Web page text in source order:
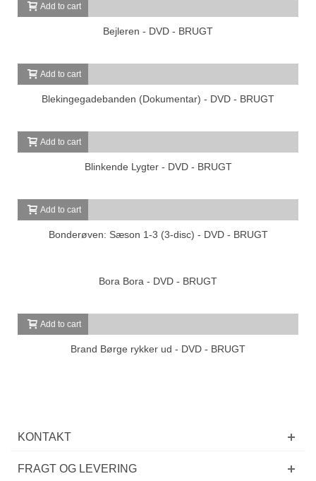
Add to cart
Bejleren - DVD - BRUGT
Add to cart
Blekingegadebanden (Dokumentar) - DVD - BRUGT
Add to cart
Blinkende Lygter - DVD - BRUGT
Add to cart
Bonderøven: Sæson 1-3 (3-disc) - DVD - BRUGT
Bora Bora - DVD - BRUGT
Add to cart
Brand Børge rykker ud - DVD - BRUGT
KONTAKT
FRAGT OG LEVERING